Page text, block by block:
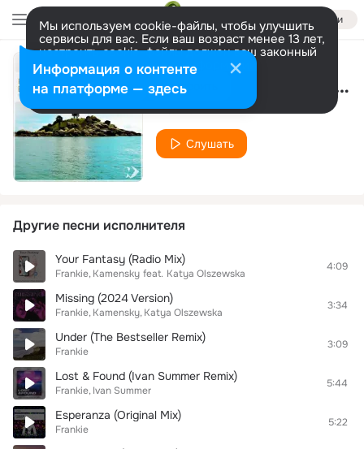
Войти
Мы используем cookie-файлы, чтобы улучшить
сервисы для вас. Если ваш возраст менее 13 лет,
настроить cookie-файлы должен ваш законный
представитель. Больше информации
Разрешить все Настроить Elysium (Extended Mix)
Frankie
Слушать
Другие песни исполнителя
Your Fantasy (Radio Mix)
Frankie Kamensky feat. Katya Olszewska
4:09
Missing (2024 Version)
Frankie Kamensky Katya Olszewska
3:34
Under (The Bestseller Remix)
Frankie
3:09
Lost & Found (Ivan Summer Remix)
Frankie Ivan Summer
5:44
Esperanza (Original Mix)
Frankie
5:22
Информация о контенте
на платформе — здесь